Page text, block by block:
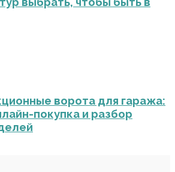
ворота для гаража:
покупка и разбор